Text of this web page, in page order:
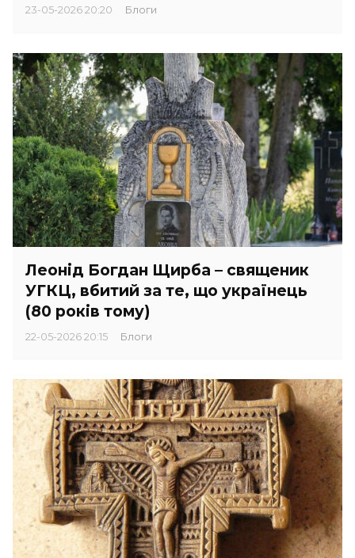
23-05-2026 20:20 Блоги
Леонід Богдан Щирба – священик
УГКЦ, вбитий за те, що українець
(80 років тому)
22-05-2026 20:15 Блоги